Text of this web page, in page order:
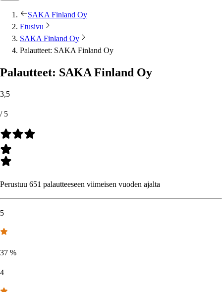
SAKA Finland Oy
Etusivu
SAKA Finland Oy
Palautteet: SAKA Finland Oy
Palautteet: SAKA Finland Oy
3,5
/ 5
Perustuu 651 palautteeseen viimeisen vuoden ajalta
5
37 %
4